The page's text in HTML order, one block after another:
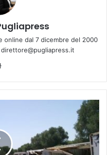
online dal 7 dicembre del 2000
te